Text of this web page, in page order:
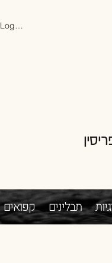
Log In
קפואים תבלינים